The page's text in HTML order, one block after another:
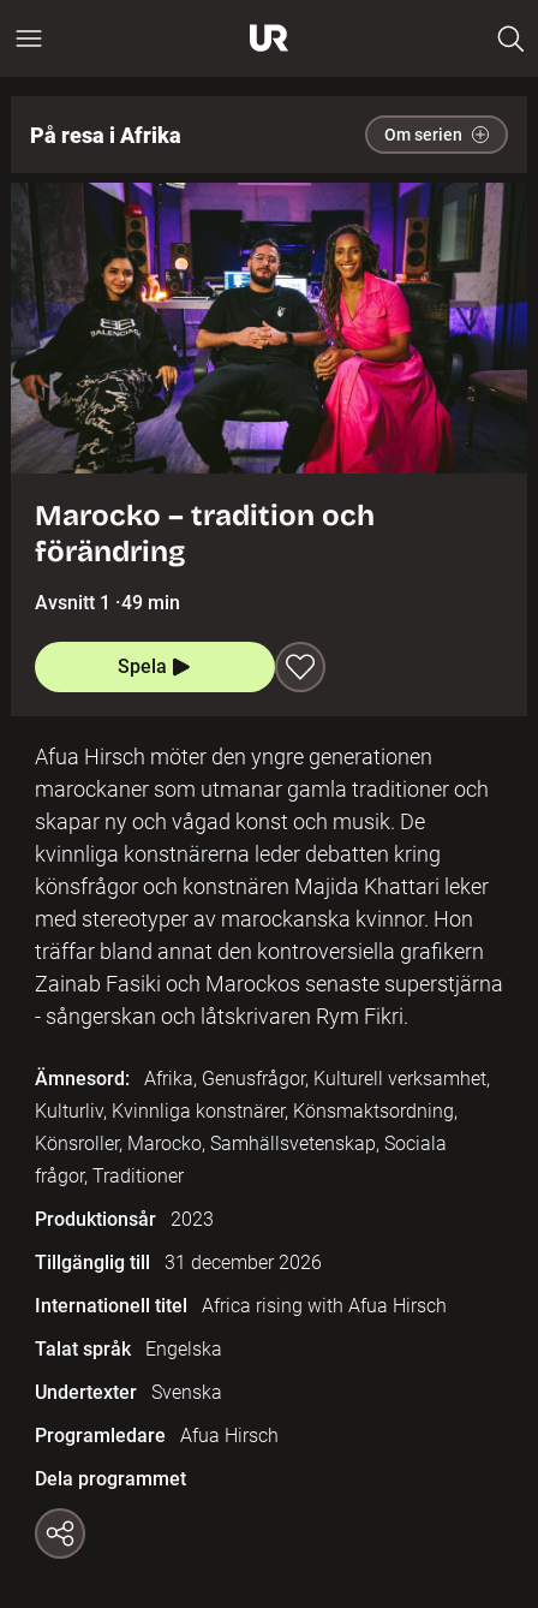
På resa i Afrika Om serien
Marocko – tradition och
förändring
Avsnitt 1 ·49 min
Spela
Afua Hirsch möter den yngre generationen
marockaner som utmanar gamla traditioner och
skapar ny och vågad konst och musik. De
kvinnliga konstnärerna leder debatten kring
könsfrågor och konstnären Majida Khattari leker
med stereotyper av marockanska kvinnor. Hon
träffar bland annat den kontroversiella grafikern
Zainab Fasiki och Marockos senaste superstjärna
- sångerskan och låtskrivaren Rym Fikri.
Ämnesord:
Afrika, Genusfrågor, Kulturell verksamhet,
Kulturliv, Kvinnliga konstnärer, Könsmaktsordning,
Könsroller, Marocko, Samhällsvetenskap, Sociala
frågor, Traditioner
Produktionsår
2023
Tillgänglig till
31 december 2026
Internationell titel
Africa rising with Afua Hirsch
Talat språk
Engelska
Undertexter
Svenska
Programledare
Afua Hirsch
Dela programmet